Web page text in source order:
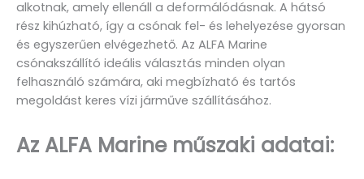
alkotnak, amely ellenáll a deformálódásnak. A hátsó
rész kihúzható, így a csónak fel- és lehelyezése gyorsan
és egyszerűen elvégezhető. Az ALFA Marine
csónakszállító ideális választás minden olyan
felhasználó számára, aki megbízható és tartós
megoldást keres vízi járműve szállításához.
Az ALFA Marine műszaki adatai: